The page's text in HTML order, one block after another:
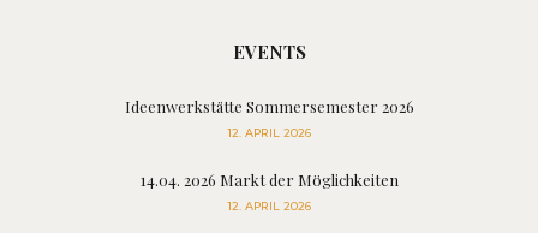
EVENTS
Ideenwerkstätte Sommersemester 2026
12. APRIL 2026
14.04. 2026 Markt der Möglichkeiten
12. APRIL 2026